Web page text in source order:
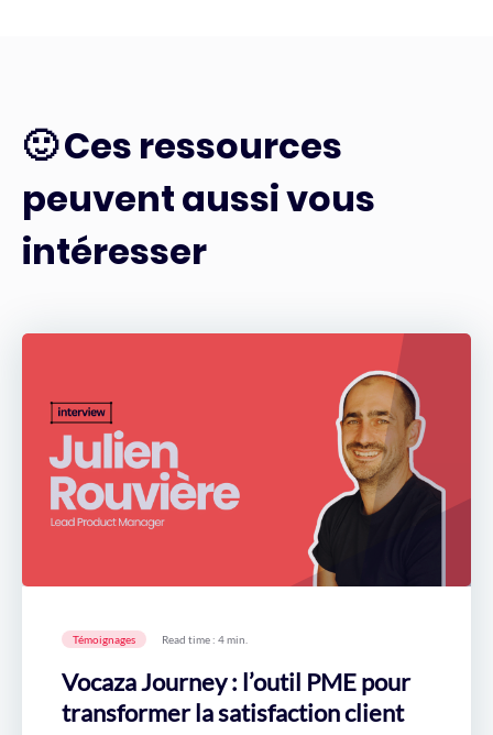
🙂 Ces ressources
peuvent aussi vous
intéresser
Témoignages Read time : 4 min.
Vocaza Journey : l’outil PME pour
transformer la satisfaction client